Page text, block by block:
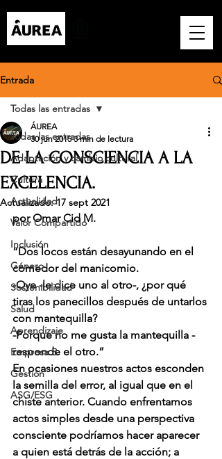
Entrada
Todas las entradas
Adaptación y cambio cultural
Cultura
Actualidad
Valor Compartido
Inclusión
Género
Sostenibilidad
Salud
Aprendizaje
Empresa B
Gestión
ASG/ESG
Todas las entradas
DE LA CONSCIENCIA A LA
EXCELENCIA.
ÁUREA
30 jun 2015 3 min de lectura
Actualizado:17 sept 2021
por Omar Cid M.
“Dos locos están desayunando en el
comedor del manicomio.
-Oye -le dice uno al otro-, ¿por qué
tiras los panecillos después de untarlos
con mantequilla?
-Porque no me gusta la mantequilla -
responde el otro.”
En ocasiones nuestros actos esconden
la semilla del error, al igual que en el
chiste anterior. Cuando enfrentamos
actos simples desde una perspectiva
consciente podríamos hacer aparecer
a quien está detrás de la acción; a